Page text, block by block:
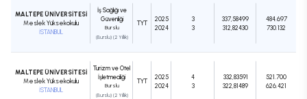
MALTEPE ÜNİVERSİTESİ
Meslek Yüksekokulu
İSTANBUL
İş Sağlığı ve
Güvenliği
Burslu
(Burslu) (2 Yıllık)
TYT
2025
2024
3
3
337,58499
312,82430
484.697
730.132
MALTEPE ÜNİVERSİTESİ
Meslek Yüksekokulu
İSTANBUL
Turizm ve Otel
İşletmeciliği
Burslu
(Burslu) (2 Yıllık)
TYT
2025
2024
4
3
332,83591
322,81489
521.700
626.421